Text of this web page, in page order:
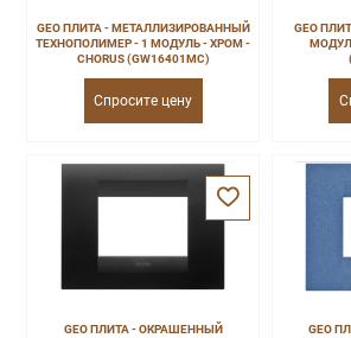
GEO ПЛИТА - МЕТАЛЛИЗИРОВАННЫЙ
ТЕХНОПОЛИМЕР - 1 МОДУЛЬ - ХРОМ -
CHORUS (GW16401MC)
Спросите цену
GEO
GEO ПЛИТА - ОКРАШЕННЫЙ
GEO